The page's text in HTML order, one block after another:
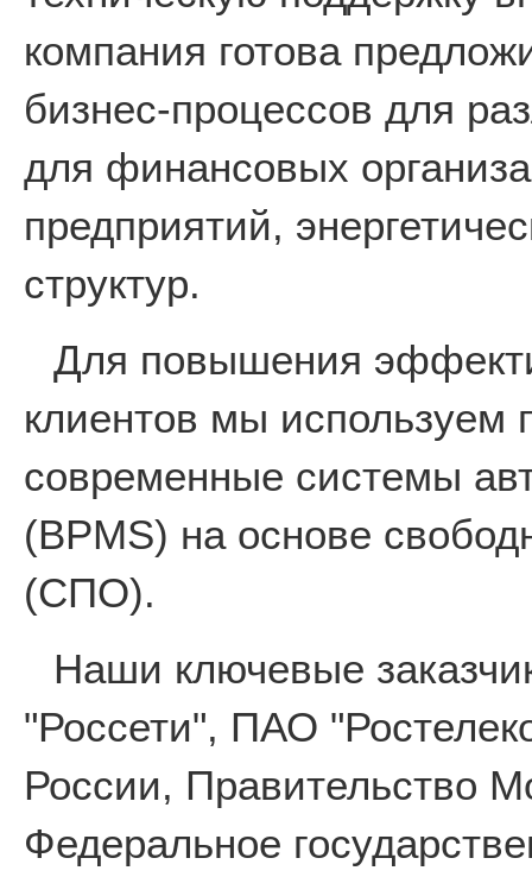
компания готова
бизнес-процессов для
для финансовых
предприятий,
структур.
Для повышения
клиентов мы используем
современные системы
(BPMS) на основе
(СПО).
Наши ключевые
"Россети", ПАО
России, Правительство
Федеральное